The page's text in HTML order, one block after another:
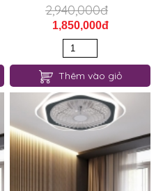
2,940,000đ
1,850,000đ
Thêm vào giỏ